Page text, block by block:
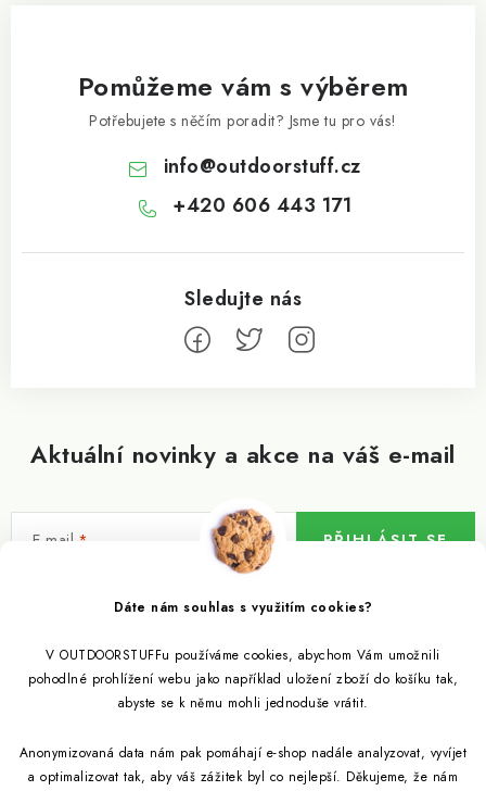
Dáte nám souhlas s využitím cookies?
V OUTDOORSTUFFu používáme cookies, abychom Vám umožnili
pohodlné prohlížení webu jako například uložení zboží do košíku tak,
abyste se k němu mohli jednoduše vrátit.
Anonymizovaná data nám pak pomáhají e-shop nadále analyzovat, vyvíjet
a optimalizovat tak, aby váš zážitek byl co nejlepší. Děkujeme, že nám
Aktuální novinky a akce na váš e-mail
E-mail
Vložením e-mailu souhlasíte spodmínkami ochrany osobních údajů
PŘIHLÁSIT SE
Pomůžeme vám s výběrem
Potřebujete s něčím poradit? Jsme tu pro vás!
info@outdoorstuff.cz
+420 606 443 171
Informace pro vás
Outdoor blog
Věrnostní program
Citronela a její účinky